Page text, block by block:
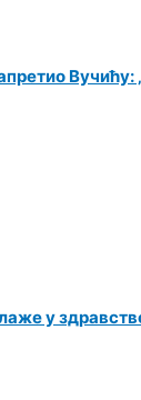
Вучићу:
у